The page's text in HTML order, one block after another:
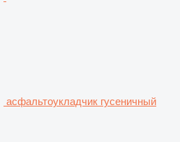
асфальтоукладчик гусеничный